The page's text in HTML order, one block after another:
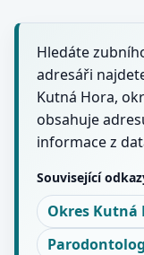
Hledáte
adresáři
Kutná Hora,
obsahuje
informace z
Související
Okres Kutná